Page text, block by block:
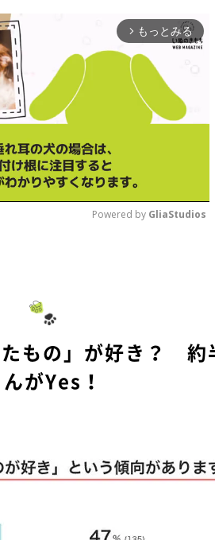
arrow_forward_ios もっとみる
Powered by GliaStudios
もの」が好き？ 約
んがYes！